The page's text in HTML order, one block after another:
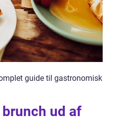
guide til gastronomisk
ud af